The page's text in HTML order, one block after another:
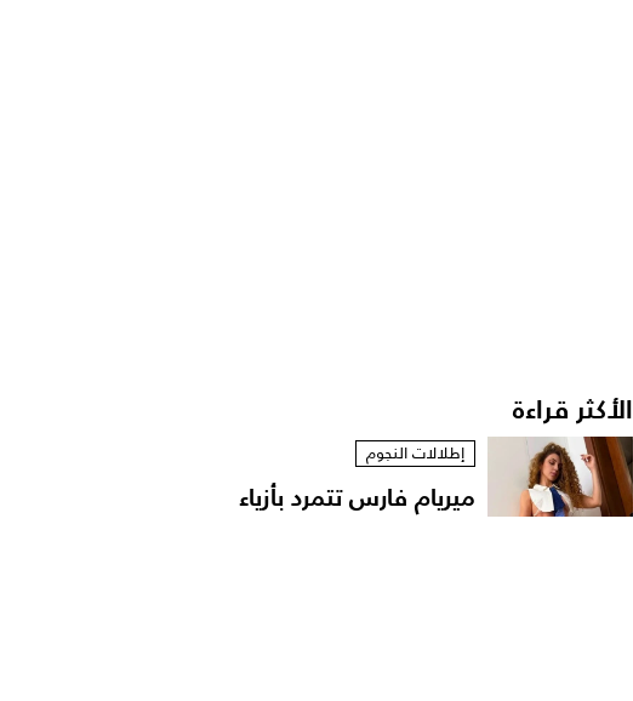
الأكثر قراءة
إطلالات النجوم
ميريام فارس تتمرد بأزياء
مستوحاة من الخزانة...